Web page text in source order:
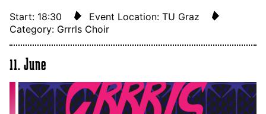
Start: 18:30
Event Location: TU Graz
Category: Grrrls Choir
11. June